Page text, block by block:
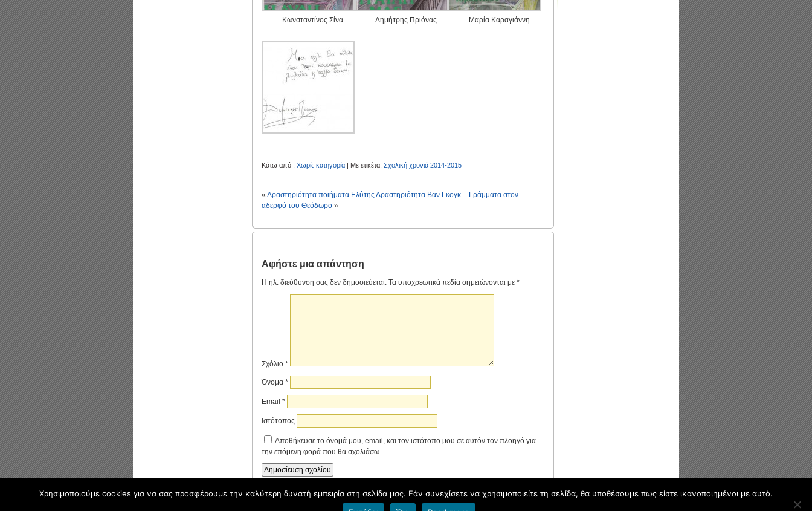
Κωνσταντίνος Σίνα Δημήτρης Πριόνας Μαρία Καραγιάννη
Κάτω από : Χωρίς κατηγορία | Με ετικέτα: Σχολική χρονιά 2014-2015
« Δραστηριότητα ποιήματα Ελύτης Δραστηριότητα Βαν Γκογκ – Γράμματα στον
αδερφό του Θεόδωρο »
;
Αφήστε μια απάντηση
Η ηλ. διεύθυνση σας δεν δημοσιεύεται. Τα υποχρεωτικά πεδία σημειώνονται με *
Σχόλιο *
Όνομα *
Email *
Ιστότοπος
Αποθήκευσε το όνομά μου, email, και τον ιστότοπο μου σε αυτόν τον πλοηγό για
την επόμενη φορά που θα σχολιάσω.
Copyright © Βιβλιοθήκη Γυμνασίου Ψαχνών Φιλοξενείται απόBlogs.sch.gr
Χρησιμοποιούμε cookies για να σας προσφέρουμε την καλύτερη δυνατή εμπειρία στη σελίδα μας. Εάν συνεχίσετε να χρησιμοποιείτε τη σελίδα, θα υποθέσουμε πως είστε ικανοποιημένοι με αυτό.